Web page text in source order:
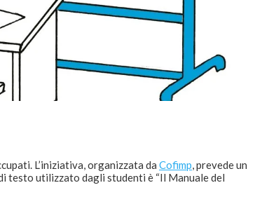
L’iniziativa, organizzata da Cofimp, prevede un
testo utilizzato dagli studenti è “Il Manuale del